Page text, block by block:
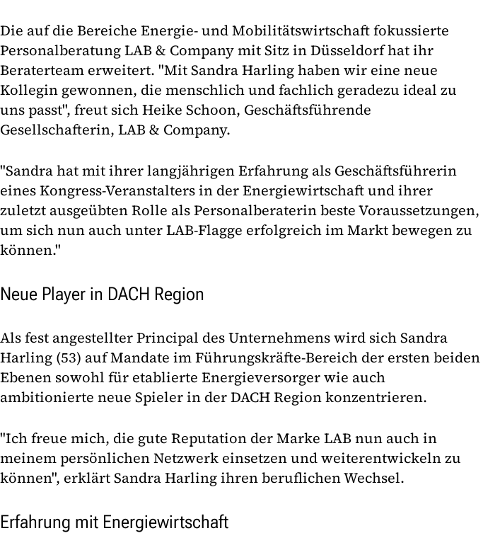
Die auf die Bereiche Energie- und Mobilitätswirtschaft fokussierte
Personalberatung LAB & Company mit Sitz in Düsseldorf hat ihr
Beraterteam erweitert. "Mit Sandra Harling haben wir eine neue
Kollegin gewonnen, die menschlich und fachlich geradezu ideal zu
uns passt", freut sich Heike Schoon, Geschäftsführende
Gesellschafterin, LAB & Company.
"Sandra hat mit ihrer langjährigen Erfahrung als Geschäftsführerin
eines Kongress-Veranstalters in der Energiewirtschaft und ihrer
zuletzt ausgeübten Rolle als Personalberaterin beste Voraussetzungen,
um sich nun auch unter LAB-Flagge erfolgreich im Markt bewegen zu
können."
Neue Player in DACH Region
Als fest angestellter Principal des Unternehmens wird sich Sandra
Harling (53) auf Mandate im Führungskräfte-Bereich der ersten beiden
Ebenen sowohl für etablierte Energieversorger wie auch
ambitionierte neue Spieler in der DACH Region konzentrieren.
"Ich freue mich, die gute Reputation der Marke LAB nun auch in
meinem persönlichen Netzwerk einsetzen und weiterentwickeln zu
können", erklärt Sandra Harling ihren beruflichen Wechsel.
Erfahrung mit Energiewirtschaft